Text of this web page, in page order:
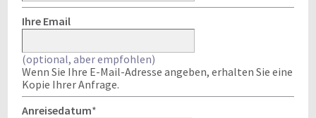
Ihre Email
(optional, aber empfohlen)
Wenn Sie Ihre E-Mail-Adresse angeben, erhalten Sie eine
Kopie Ihrer Anfrage.
Anreisedatum*